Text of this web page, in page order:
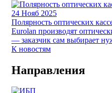
24 Нояб 2025
Полярность оптических
Eurolan производят
— заказчик сам выбирает
К новостям
Направления